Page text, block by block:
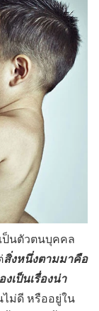
ป็นตัวตนบุคคล
สิ่งหนึ่งตามมาคือ
เป็นเรื่องน่า
ม่ดี หรืออยู่ใน